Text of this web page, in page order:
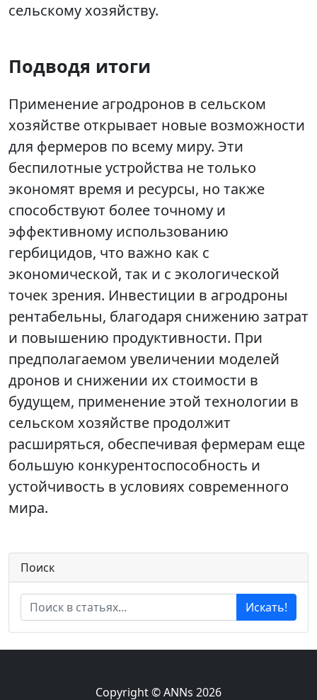
сельскому хозяйству.
Подводя итоги
Применение агродронов в сельском
хозяйстве открывает новые возможности
для фермеров по всему миру. Эти
беспилотные устройства не только
экономят время и ресурсы, но также
способствуют более точному и
эффективному использованию
гербицидов, что важно как с
экономической, так и с экологической
точек зрения. Инвестиции в агродроны
рентабельны, благодаря снижению затрат
и повышению продуктивности. При
предполагаемом увеличении моделей
дронов и снижении их стоимости в
будущем, применение этой технологии в
сельском хозяйстве продолжит
расширяться, обеспечивая фермерам еще
большую конкурентоспособность и
устойчивость в условиях современного
мира.
Поиск
Искать!
Copyright © ANNs 2026